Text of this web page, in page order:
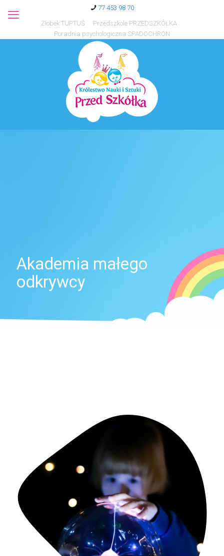
77 453 98 70
Żłobek TUPTUŚ
Przedszkole PRZEDSZKÓŁKA
Poradnia psychologiczna SPADOCHRON
Akademia małego
odkrywcy